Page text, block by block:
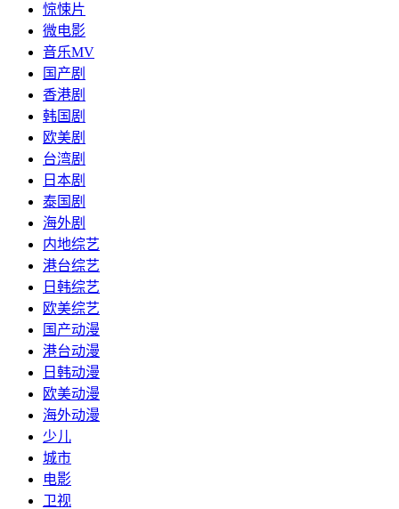
惊悚片
微电影
音乐MV
国产剧
香港剧
韩国剧
欧美剧
台湾剧
日本剧
泰国剧
海外剧
内地综艺
港台综艺
日韩综艺
欧美综艺
国产动漫
港台动漫
日韩动漫
欧美动漫
海外动漫
少儿
城市
电影
卫视